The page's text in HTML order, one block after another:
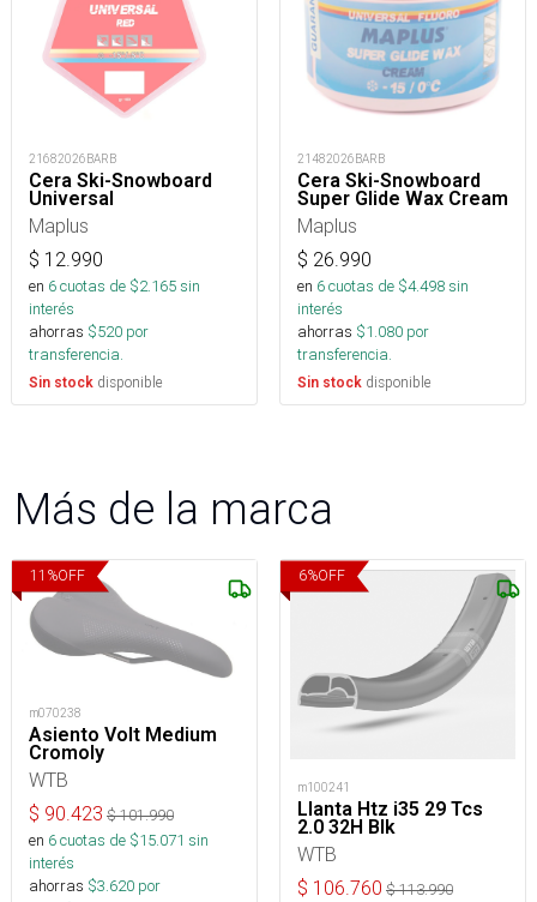
21682026BARB
Cera Ski-Snowboard
Universal
Maplus
$ 12.990
en 6cuotas de $2.165sin
interés
ahorras $520 por
transferencia.
Sin stock disponible
21482026BARB
Cera Ski-Snowboard
Super Glide Wax Cream
Maplus
$ 26.990
en 6cuotas de $4.498sin
interés
ahorras $1.080 por
transferencia.
Sin stock disponible
Más de la marca
11 %OFF
m070238
Asiento Volt Medium
Cromoly
WTB
$ 90.423 $101.990
en 6cuotas de $15.071 sin
interés
ahorras $3.620 por
6%OFF
m100241
Llanta Htz i35 29 Tcs
2.0 32H Blk
WTB
$ 106.760 $113.990